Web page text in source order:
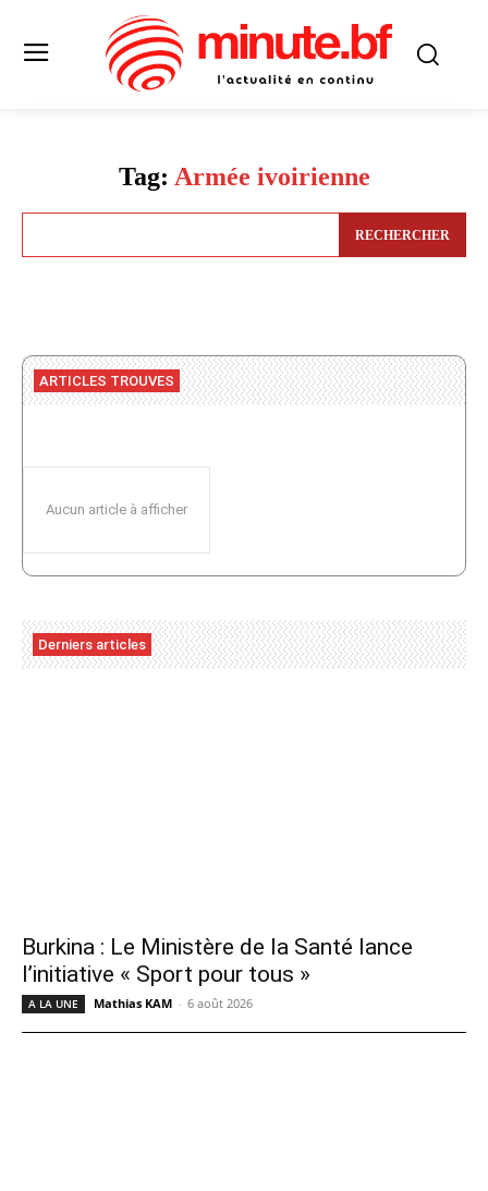
Tag: Armée ivoirienne
RECHERCHER
ARTICLES TROUVES
Aucun article à afficher
Derniers articles
Burkina : Le Ministère de la Santé lance
l’initiative « Sport pour tous »
A LA UNE Mathias KAM - 6 août 2026